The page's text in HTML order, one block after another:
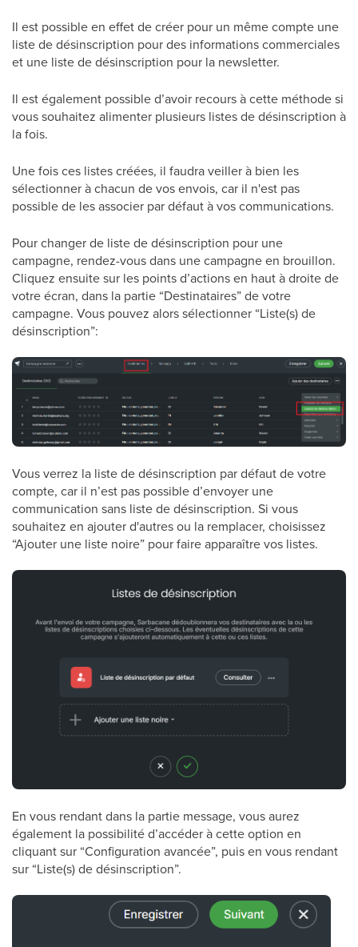
Il est possible en effet de créer pour un même compte une
liste de désinscription pour des informations commerciales
et une liste de désinscription pour la newsletter.
Il est également possible d’avoir recours à cette méthode si
vous souhaitez alimenter plusieurs listes de désinscription à
la fois.
Une fois ces listes créées, il faudra veiller à bien les
sélectionner à chacun de vos envois, car il n'est pas
possible de les associer par défaut à vos communications.
Pour changer de liste de désinscription pour une
campagne, rendez-vous dans une campagne en brouillon.
Cliquez ensuite sur les points d’actions en haut à droite de
votre écran, dans la partie “Destinataires” de votre
campagne. Vous pouvez alors sélectionner “Liste(s) de
désinscription”:
Vous verrez la liste de désinscription par défaut de votre
compte, car il n’est pas possible d’envoyer une
communication sans liste de désinscription. Si vous
souhaitez en ajouter d'autres ou la remplacer, choisissez
“Ajouter une liste noire” pour faire apparaître vos listes.
En vous rendant dans la partie message, vous aurez
également la possibilité d’accéder à cette option en
cliquant sur “Configuration avancée”, puis en vous rendant
sur “Liste(s) de désinscription”.